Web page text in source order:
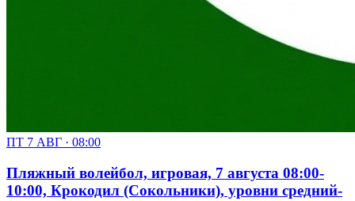
ПТ 7 АВГ · 08:00
Пляжный волейбол, игровая, 7 августа 08:00-
10:00, Крокодил (Сокольники), уровни средний-